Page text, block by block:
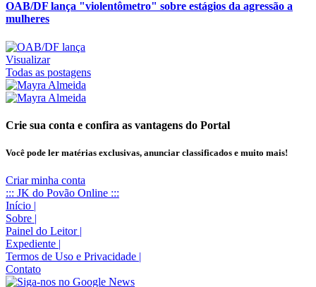
OAB/DF lança "violentômetro" sobre estágios da agressão a
mulheres
Visualizar
Todas as postagens
Crie sua conta e confira as vantagens do Portal
Você pode ler matérias exclusivas, anunciar classificados e muito mais!
Criar minha conta
::: JK do Povão Online :::
Início |
Sobre |
Painel do Leitor |
Expediente |
Termos de Uso e Privacidade |
Contato